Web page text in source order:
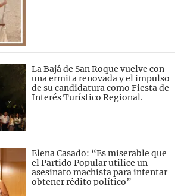
La Bajá de San Roque vuelve con
una ermita renovada y el impulso
de su candidatura como Fiesta de
Interés Turístico Regional.
Elena Casado: “Es miserable que
el Partido Popular utilice un
asesinato machista para intentar
obtener rédito político”